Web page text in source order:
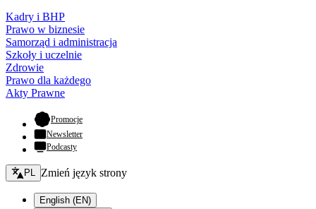
Kadry i BHP
Prawo w biznesie
Samorząd i administracja
Szkoły i uczelnie
Zdrowie
Prawo dla każdego
Akty Prawne
Promocje- otwiera się w nowej karcie
Newsletter
Podcasty
Zmień język - bieżący:
PL Zmień język strony
English (EN)